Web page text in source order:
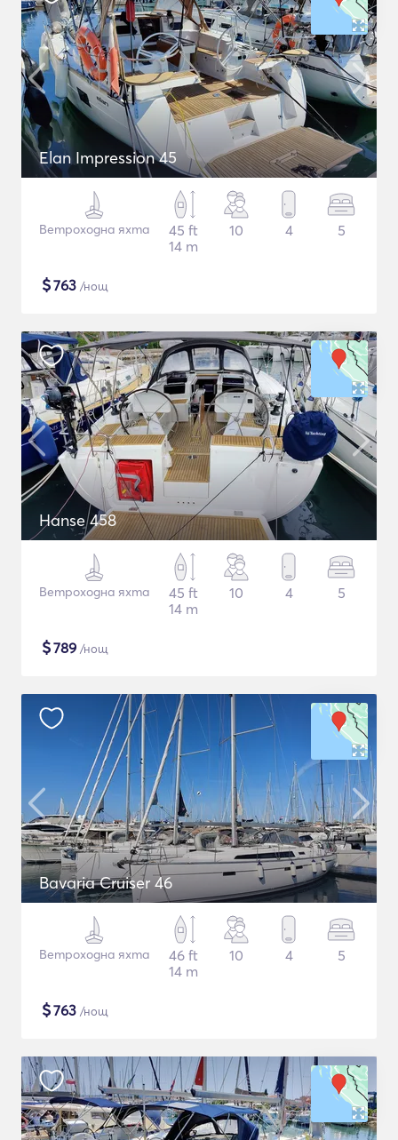
Elan Impression 45
Ветроходна яхта
45 ft
14 m
10 4 5
$763 /нощ
Hanse 458
Ветроходна яхта
45 ft
14 m
10 4 5
$789 /нощ
Bavaria Cruiser 46
Ветроходна яхта
46 ft
14 m
10 4 5
$763 /нощ